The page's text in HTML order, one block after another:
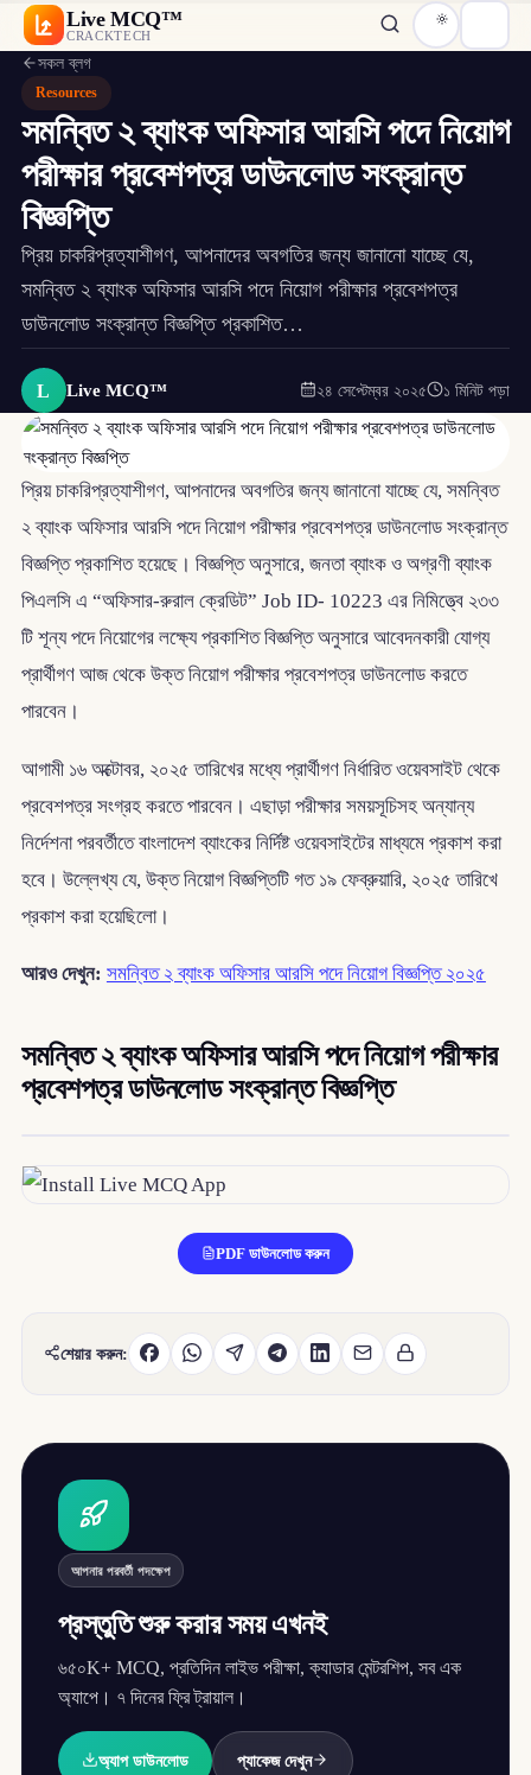
Live MCQ™
CRACKTECH
সকল ব্লগ
Resources
সমন্বিত ২ ব্যাংক অফিসার আরসি পদে নিয়োগ
পরীক্ষার প্রবেশপত্র ডাউনলোড সংক্রান্ত
বিজ্ঞপ্তি
প্রিয় চাকরিপ্রত্যাশীগণ, আপনাদের অবগতির জন্য জানানো যাচ্ছে যে,
সমন্বিত ২ ব্যাংক অফিসার আরসি পদে নিয়োগ পরীক্ষার প্রবেশপত্র
ডাউনলোড সংক্রান্ত বিজ্ঞপ্তি প্রকাশিত…
L Live MCQ™ ২৪ সেপ্টেম্বর ২০২৫ ১ মিনিট পড়া
প্রিয় চাকরিপ্রত্যাশীগণ, আপনাদের অবগতির জন্য জানানো যাচ্ছে যে, সমন্বিত
২ ব্যাংক অফিসার আরসি পদে নিয়োগ পরীক্ষার প্রবেশপত্র ডাউনলোড সংক্রান্ত
বিজ্ঞপ্তি প্রকাশিত হয়েছে। বিজ্ঞপ্তি অনুসারে, জনতা ব্যাংক ও অগ্রণী ব্যাংক
পিএলসি এ “অফিসার-রুরাল ক্রেডিট” Job ID- 10223 এর নিমিত্ত্বে ২৩৩
টি শূন্য পদে নিয়োগের লক্ষ্যে প্রকাশিত বিজ্ঞপ্তি অনুসারে আবেদনকারী যোগ্য
প্রার্থীগণ আজ থেকে উক্ত নিয়োগ পরীক্ষার প্রবেশপত্র ডাউনলোড করতে
পারবেন।
আগামী ১৬ অক্টোবর, ২০২৫ তারিখের মধ্যে প্রার্থীগণ নির্ধারিত ওয়েবসাইট থেকে
প্রবেশপত্র সংগ্রহ করতে পারবেন। এছাড়া পরীক্ষার সময়সূচিসহ অন্যান্য
নির্দেশনা পরবর্তীতে বাংলাদেশ ব্যাংকের নির্দিষ্ট ওয়েবসাইটের মাধ্যমে প্রকাশ করা
হবে। উল্লেখ্য যে, উক্ত নিয়োগ বিজ্ঞপ্তিটি গত ১৯ ফেব্রুয়ারি, ২০২৫ তারিখে
প্রকাশ করা হয়েছিলো।
আরও দেখুন: সমন্বিত ২ ব্যাংক অফিসার আরসি পদে নিয়োগ বিজ্ঞপ্তি ২০২৫
সমন্বিত ২ ব্যাংক অফিসার আরসি পদে নিয়োগ পরীক্ষার
প্রবেশপত্র ডাউনলোড সংক্রান্ত বিজ্ঞপ্তি
PDF ডাউনলোড করুন
শেয়ার করুন:
আপনার পরবর্তী পদক্ষেপ
প্রস্তুতি শুরু করার সময় এখনই
৬৫০K+ MCQ, প্রতিদিন লাইভ পরীক্ষা, ক্যাডার মেন্টরশিপ, সব এক
অ্যাপে। ৭ দিনের ফ্রি ট্রায়াল।
অ্যাপ ডাউনলোড প্যাকেজ দেখুন